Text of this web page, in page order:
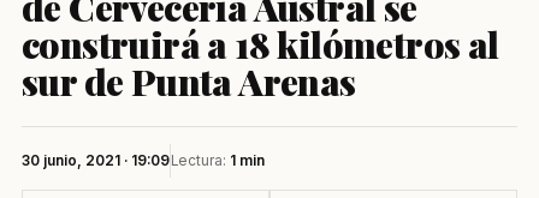
construirá a 18 kilómetros al
sur de Punta Arenas
30 junio, 2021 · 19:09Lectura: 1 min